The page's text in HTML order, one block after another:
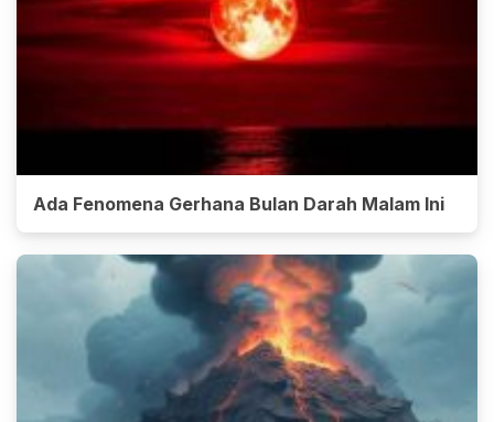
Ada Fenomena Gerhana Bulan Darah Malam Ini